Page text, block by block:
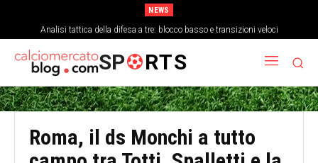
NEWS
Analisi tattica della difesa a tre: blocco basso e transizioni veloci
SP RTS
Roma, il ds Monchi a tutto